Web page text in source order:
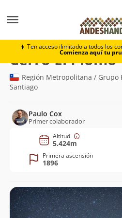
Ten acceso ilimitado a todos los
Comienza aquí tu
Cerro El Plomo
Cerro El Plomo
Región Metropolitana / Grupo
Santiago
Paulo Cox
Primer colaborador
Altitud
5.424m
Primera ascensión
1896